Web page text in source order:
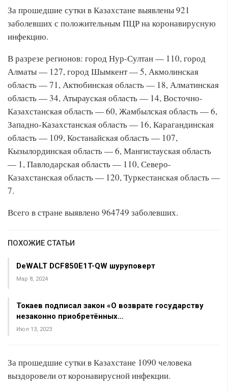
За прошедшие сутки в Казахстане выявлены 921
заболевших с положительным ПЦР на коронавирусную
инфекцию.
В разрезе регионов: город Нур-Султан — 110, город
Алматы — 127, город Шымкент — 5, Акмолинская
область — 71, Актюбинская область — 18, Алматинская
область — 34, Атырауская область — 14, Восточно-
Казахстанская область — 60, Жамбылская область — 6,
Западно-Казахстанская область — 16, Карагандинская
область — 109, Костанайская область — 107,
Кызылординская область — 6, Мангистауская область
— 1, Павлодарская область — 110, Северо-
Казахстанская область — 120, Туркестанская область —
7.
Всего в стране выявлено 964749 заболевших.
ПОХОЖИЕ СТАТЬИ
DeWALT DCF850E1T-QW шуруповерт
Мар 8, 2024
Токаев подписал закон «О возврате государству
незаконно приобретённых…
Июл 13, 2023
За прошедшие сутки в Казахстане 1090 человека
выздоровели от коронавирусной инфекции.